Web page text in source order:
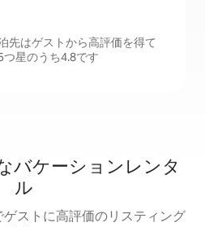
先はゲストから高評価を得て
星のうち4.8です
バケーションレンタ
ル
ストに高評価のリスティング